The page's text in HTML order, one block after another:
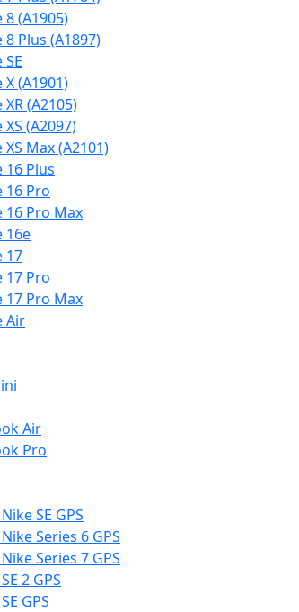
(A1905)
Plus (A1897)
(A1901)
(A2105)
(A2097)
Max (A2101)
16 Plus
16 Pro
16 Pro Max
16e
17
17 Pro
17 Pro Max
Air
Air
Pro
SE GPS
Series 6 GPS
Series 7 GPS
2 GPS
GPS